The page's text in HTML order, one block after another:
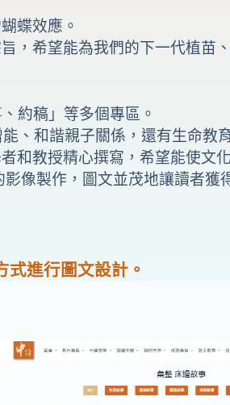
蝶效應。
，希望能為我們的下一代植苗
約稿」等多個專區。
、和諧親子關係，還有生命教
和教授精心撰寫，希望能使文
像製作，圖文並茂地讓讀者獲
進行圖文設計。